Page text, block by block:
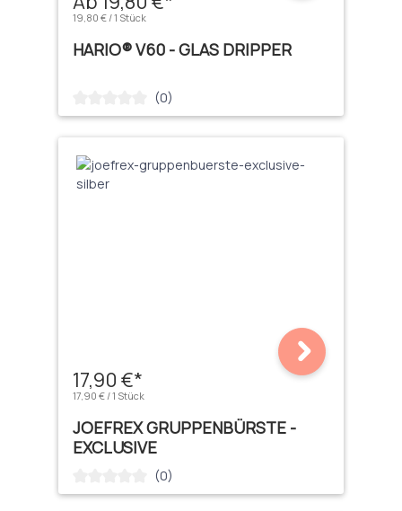
19,80 € / 1 Stück
HARIO® V60 - GLAS DRIPPER
Durchschnittliche Bewertung von 0 von 5 Sternen
(0)
17,90 €*
17,90 € / 1 Stück
JOEFREX GRUPPENBÜRSTE -
EXCLUSIVE
Durchschnittliche Bewertung von 0 von 5 Sternen
(0)